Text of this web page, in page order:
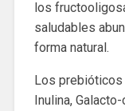
los
saludables
forma natural.
Los prebióticos
Inulina,